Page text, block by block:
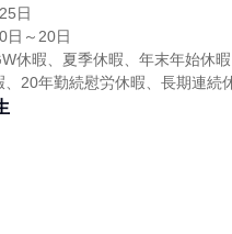
日
日～20日
休暇、夏季休暇、年末年始休
、20年勤続慰労休暇、長期連続